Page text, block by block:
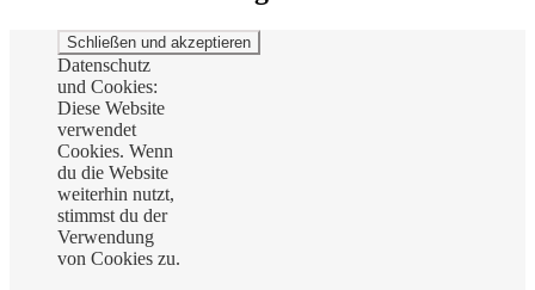
Datenschutz
und Cookies:
Diese Website
verwendet
Cookies. Wenn
du die Website
weiterhin nutzt,
stimmst du der
Verwendung
von Cookies zu.